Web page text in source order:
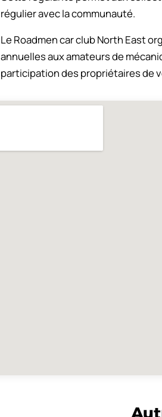
régulier avec la communauté.
Le Roadmen car club North East
annuelles aux amateurs de
participation des propriétaires de